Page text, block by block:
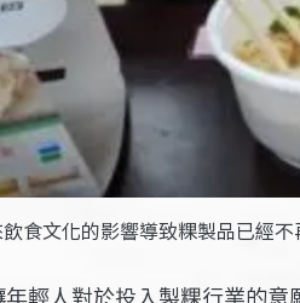
食文化的影響導致粿製品已經
輕人對於投入製粿行業的